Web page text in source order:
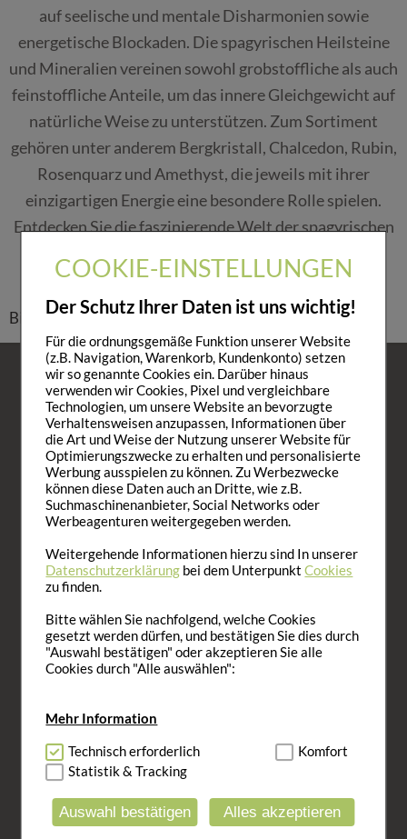
COOKIE-EINSTELLUNGEN
Der Schutz Ihrer Daten ist uns wichtig!
Für die ordnungsgemäße Funktion unserer Website
(z.B. Navigation, Warenkorb, Kundenkonto) setzen
wir so genannte Cookies ein. Darüber hinaus
verwenden wir Cookies, Pixel und vergleichbare
Technologien, um unsere Website an bevorzugte
Verhaltensweisen anzupassen, Informationen über
die Art und Weise der Nutzung unserer Website für
Optimierungszwecke zu erhalten und personalisierte
Werbung ausspielen zu können. Zu Werbezwecke
können diese Daten auch an Dritte, wie z.B.
Suchmaschinenanbieter, Social Networks oder
Werbeagenturen weitergegeben werden.
Weitergehende Informationen hierzu sind In unserer
Datenschutzerklärung bei dem UnterpunktCookies
zu finden.
Bitte wählen Sie nachfolgend, welche Cookies
gesetzt werden dürfen, und bestätigen Sie dies durch
"Auswahl bestätigen" oder akzeptieren Sie alle
Cookies durch "Alle auswählen":
Mehr Information
Technisch Notwendig:Hierbei handelt es sich um
Cookies, die für die Grundfunktionen unserer
Website notwendig sind (z.B. Navigation,
Warenkorb, Kundenkonto), weshalb auf diese nicht
verzichtet werden kann.
Technisch erforderlich
Komfort
Statistik & Tracking
Auswahl bestätigen Alles akzeptieren
auf seelische und mentale Disharmonien sowie
energetische Blockaden. Die spagyrischen Heilsteine
und Mineralien vereinen sowohl grobstoffliche als auch
feinstoffliche Anteile, um das innere Gleichgewicht auf
natürliche Weise zu unterstützen. Zum Sortiment
gehören unter anderem Bergkristall, Chalcedon, Rubin,
Rosenquarz und Amethyst, die jeweils mit ihrer
einzigartigen Energie eine besondere Rolle spielen.
Entdecken Sie die faszinierende Welt der spagyrischen
Verbindung zur inneren Balance.
Bitte wählen Sie eine Unterkategorie.
KONTAKT
Kostenlose Fachberatung.
Wir helfen weiter!
Mo. - Fr.: 10:00 - 16:00
089 700 2000
Tel. Rückrufservice
E-Mail: service@vitaplace.de
HILFE
Versandkosten
Zahlungsoptionen
Widerruf
Newsletter abonnieren
Datenschutz
Vertrag widerrufen
ÜBER UNS